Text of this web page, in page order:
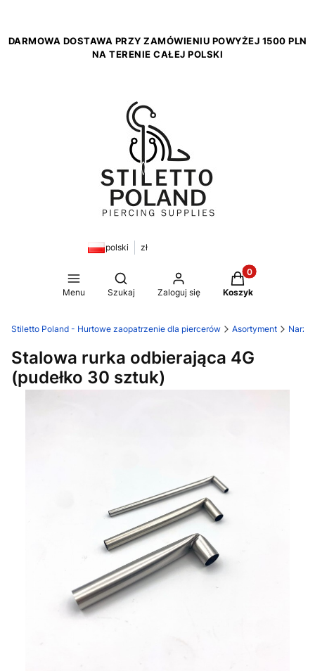
DARMOWA DOSTAWA PRZY ZAMÓWIENIU POWYŻEJ 1500 PLN
NA TERENIE CAŁEJ POLSKI
polski zł
Menu
Otwórz wyszukiwarkę
Szukaj Zaloguj się
Produkty w
Koszyk
Stiletto Poland - Hurtowe zaopatrzenie dla piercerów Asortyment
Stalowa rurka odbierająca 4G
(pudełko 30 sztuk)